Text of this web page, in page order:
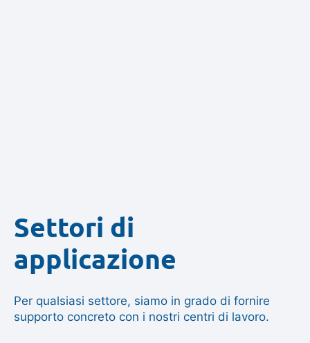
Settori di
applicazione
Per qualsiasi settore, siamo in grado di fornire
supporto concreto con i nostri centri di lavoro.